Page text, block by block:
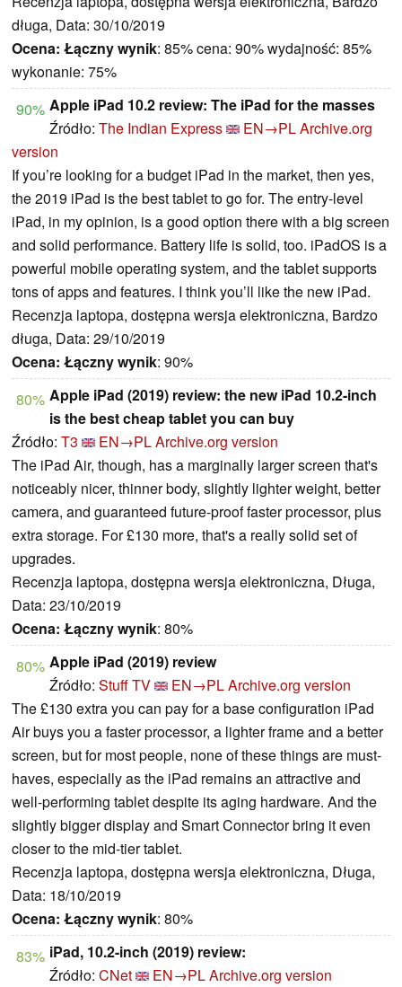
długa, Data: 30/10/2019
Ocena: Łączny wynik: 85% cena: 90% wydajność: 85%
wykonanie: 75%
90% Apple iPad 10.2 review: The iPad for the masses
Źródło: The Indian Express EN→PLArchive.org
version
If you’re looking for a budget iPad in the market, then yes,
the 2019 iPad is the best tablet to go for. The entry-level
iPad, in my opinion, is a good option there with a big screen
and solid performance. Battery life is solid, too. iPadOS is a
powerful mobile operating system, and the tablet supports
tons of apps and features. I think you’ll like the new iPad.
Recenzja laptopa, dostępna wersja elektroniczna, Bardzo
długa, Data: 29/10/2019
Ocena: Łączny wynik: 90%
80% Apple iPad (2019) review: the new iPad 10.2-inch
is the best cheap tablet you can buy
Źródło: T3 EN→PLArchive.org version
The iPad Air, though, has a marginally larger screen that's
noticeably nicer, thinner body, slightly lighter weight, better
camera, and guaranteed future-proof faster processor, plus
extra storage. For £130 more, that's a really solid set of
upgrades.
Recenzja laptopa, dostępna wersja elektroniczna, Długa,
Data: 23/10/2019
Ocena: Łączny wynik: 80%
80% Apple iPad (2019) review
Źródło: Stuff TV EN→PLArchive.org version
The £130 extra you can pay for a base configuration iPad
Air buys you a faster processor, a lighter frame and a better
screen, but for most people, none of these things are must-
haves, especially as the iPad remains an attractive and
well-performing tablet despite its aging hardware. And the
slightly bigger display and Smart Connector bring it even
closer to the mid-tier tablet.
Recenzja laptopa, dostępna wersja elektroniczna, Długa,
Data: 18/10/2019
Ocena: Łączny wynik: 80%
83% iPad, 10.2-inch (2019) review:
Źródło: CNet EN→PLArchive.org version